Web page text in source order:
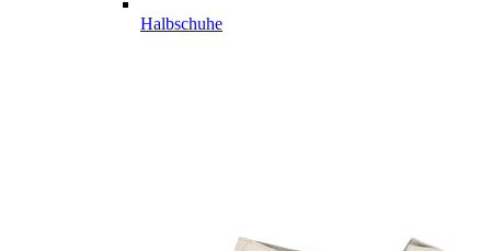
Halbschuhe